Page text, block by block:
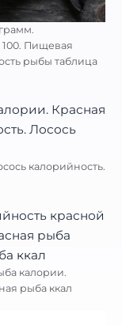
Пищевая
рыбы таблица
калорийность.
калории.
рыба ккал